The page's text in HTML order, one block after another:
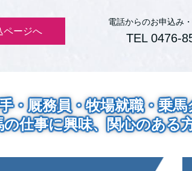
ページへ
電話からのお申込み
TEL 0476-
・厩務員・牧場就職・乗
仕事に興味、関心のある